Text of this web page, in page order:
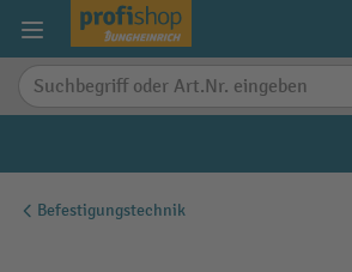
springen
Befestigungstechnik